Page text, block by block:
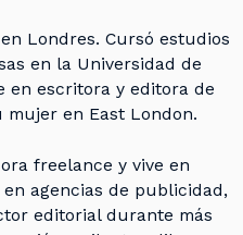
Londres. Cursó estudios
en la Universidad de
en escritora y editora de
en East London.
freelance y vive en
agencias de publicidad,
editorial durante más